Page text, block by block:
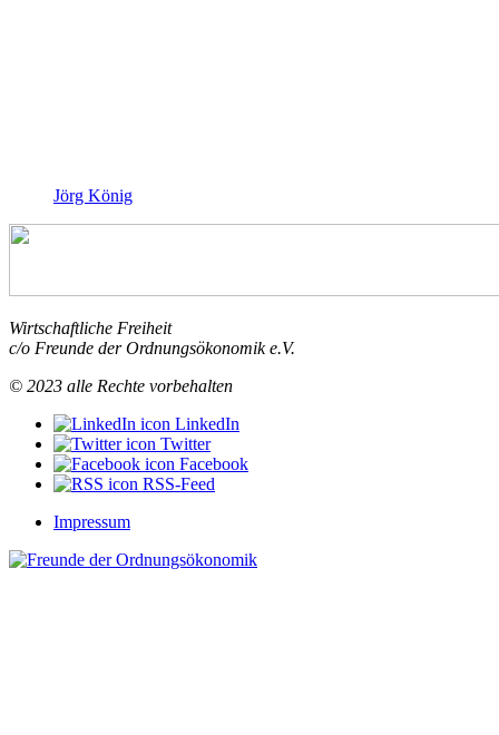
Jörg König
Wirtschaftliche Freiheit
c/o Freunde der Ordnungsökonomik e.V.
© 2023 alle Rechte vorbehalten
LinkedIn
Twitter
Facebook
RSS-Feed
Impressum